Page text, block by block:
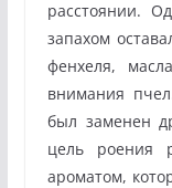
расстоянии.
запахом
фенхеля,
внимания
был заменен
цель роения
ароматом,